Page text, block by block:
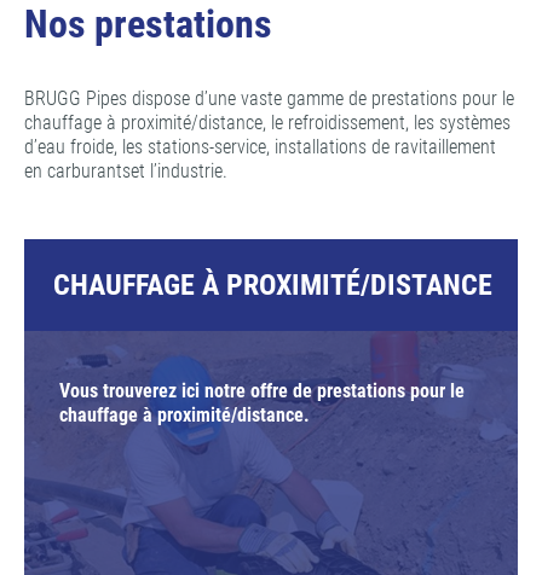
Nos prestations
BRUGG Pipes dispose d’une vaste gamme de prestations pour le
chauffage à proximité/distance, le refroidissement, les systèmes
d’eau froide, les stations-service, installations de ravitaillement
en carburantset l’industrie.
CHAUFFAGE À PROXIMITÉ/DISTANCE
Vous trouverez ici notre offre de prestations pour le
chauffage à proximité/distance.